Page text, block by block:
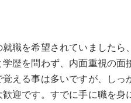
職を希望されていました
歴を問わず、内面重視の
える事は多いですが、し
迎です。すでに手に職を身